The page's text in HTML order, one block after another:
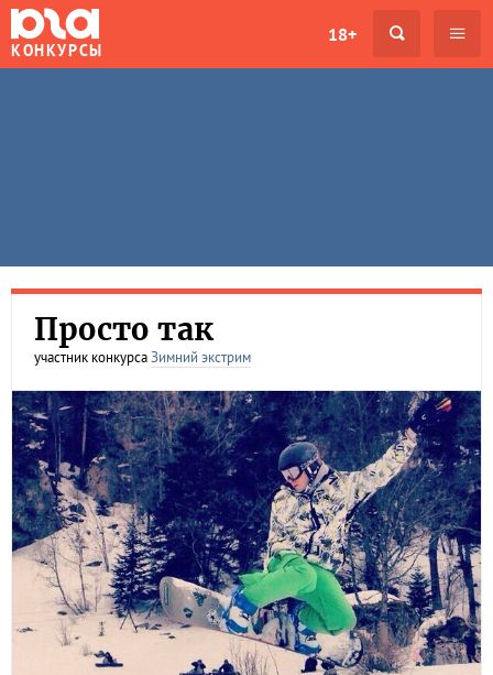
КОНКУРСЫ
18+
Просто так
участник конкурсаЗимний экстрим